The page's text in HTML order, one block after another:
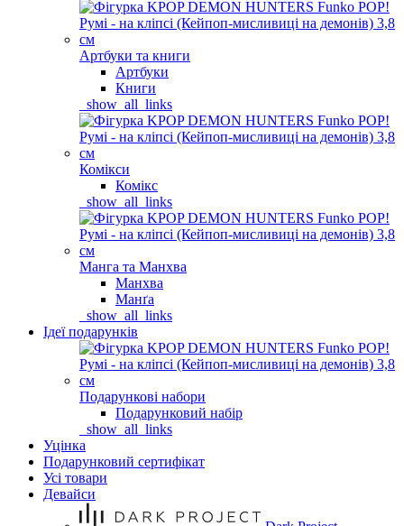
Артбуки та книги
Артбуки
Книги
_show_all_links
Комікси
Комікс
_show_all_links
Манга та Манхва
Манхва
Манґа
_show_all_links
Ідеї подарунків
Подарункові набори
Подарунковий набір
_show_all_links
Уцінка
Подарунковий сертифікат
Усі товари
Девайси